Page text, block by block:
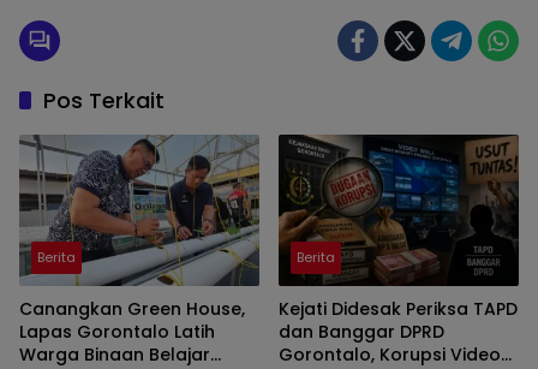
Pos Terkait
Berita
Canangkan Green House,
Lapas Gorontalo Latih
Warga Binaan Belajar
Berita
Kejati Didesak Periksa TAPD
dan Banggar DPRD
Gorontalo, Korupsi Video